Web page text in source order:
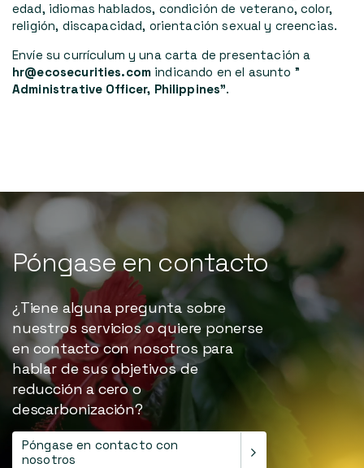
edad, idiomas hablados, condición de veterano, color,
religión, discapacidad, orientación sexual y creencias.
Envíe su currículum y una carta de presentación a
hr@ecosecurities.com indicando en el asunto "
Administrative Officer, Philippines".
Póngaseencontacto
¿Tiene alguna pregunta sobre
nuestros servicios o quiere ponerse
en contacto con nosotros para
hablar de sus objetivos de
reducción a cero o
descarbonización?
Póngase en contacto con
nosotros